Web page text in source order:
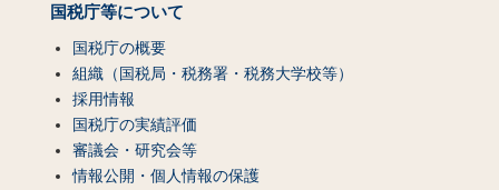
国税庁等について
国税庁の概要
組織（国税局・税務署・税務大学校等）
採用情報
国税庁の実績評価
審議会・研究会等
情報公開・個人情報の保護